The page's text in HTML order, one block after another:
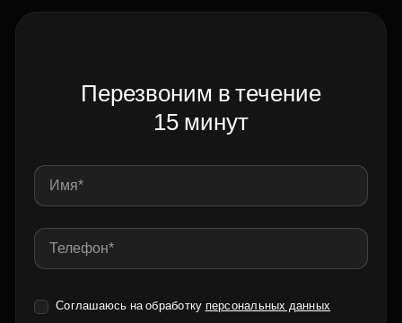
Перезвоним в течение
15 минут
Соглашаюсь на обработку персональных данных